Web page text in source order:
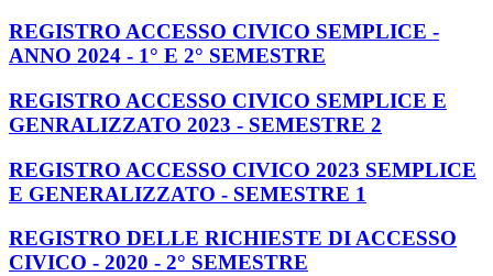
REGISTRO ACCESSO CIVICO SEMPLICE -
ANNO 2024 - 1° E 2° SEMESTRE
REGISTRO ACCESSO CIVICO SEMPLICE E
GENRALIZZATO 2023 - SEMESTRE 2
REGISTRO ACCESSO CIVICO 2023 SEMPLICE
E GENERALIZZATO - SEMESTRE 1
REGISTRO DELLE RICHIESTE DI ACCESSO
CIVICO - 2020 - 2° SEMESTRE